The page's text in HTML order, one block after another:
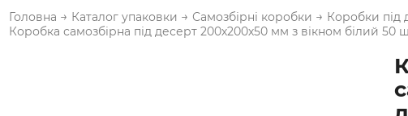
Головна → Каталог упаковки → Самозбірні коробки → Коробки під
Коробка самозбірна під десерт 200х200х50 мм з вікном білий 50